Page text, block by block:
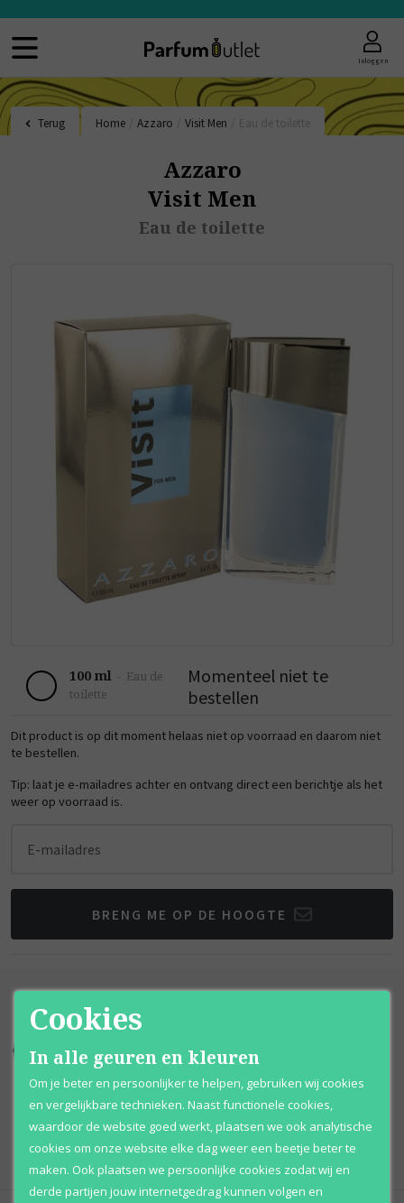
Inloggen
Terug Home Azzaro Visit Men
Azzaro
Visit Men
Eau de toilette
100 ml - Eau de
toilette
Momenteel niet te
bestellen
Dit product is op dit moment helaas niet op voorraad en daarom niet
te bestellen.
Tip: laat je e-mailadres achter en ontvang direct een berichtje als het
weer op voorraad is.
E-mailadres
BRENG ME OP DE HOOGTE
Kortingen
100% originele Afhalen
Qshops Keurmerk
Cookies
In alle geuren en kleuren
Om je beter en persoonlijker te helpen, gebruiken wij cookies
en vergelijkbare technieken. Naast functionele cookies,
waardoor de website goed werkt, plaatsen we ook analytische
cookies om onze website elke dag weer een beetje beter te
maken. Ook plaatsen we persoonlijke cookies zodat wij en
derde partijen jouw internetgedrag kunnen volgen en